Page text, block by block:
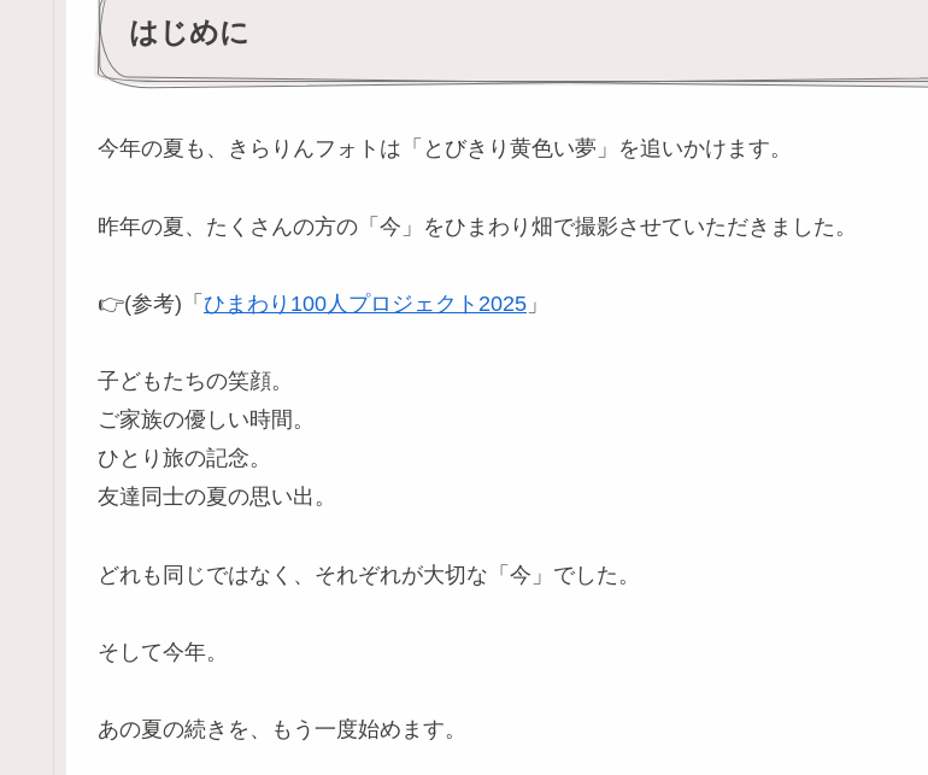
はじめに
今年の夏も、きらりんフォトは「とびきり黄色い夢」を追いかけます。
昨年の夏、たくさんの方の「今」をひまわり畑で撮影させていただきました。
👉(参考)「 ひまわり100人プロジェクト2025 」
子どもたちの笑顔。
ご家族の優しい時間。
ひとり旅の記念。
友達同士の夏の思い出。
どれも同じではなく、それぞれが大切な「今」でした。
そして今年。
あの夏の続きを、もう一度始めます。